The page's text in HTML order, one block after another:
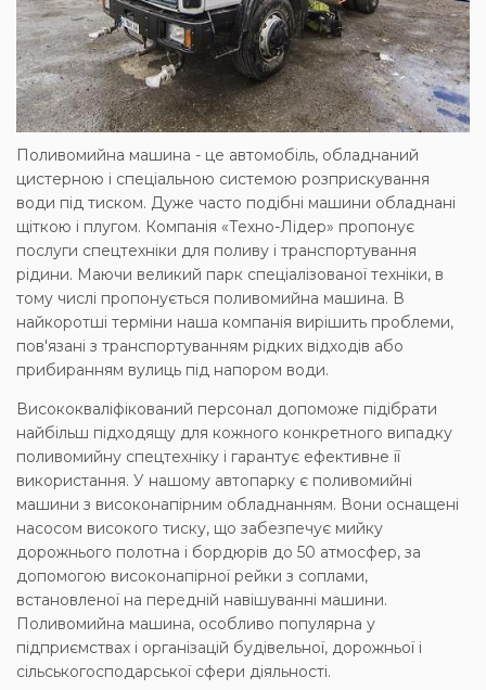
Поливомийна машина - це автомобіль, обладнаний
цистерною і спеціальною системою розприскування
води під тиском. Дуже часто подібні машини обладнані
щіткою і плугом. Компанія «Техно-Лідер» пропонує
послуги спецтехніки для поливу і транспортування
рідини. Маючи великий парк спеціалізованої техніки, в
тому числі пропонується поливомийна машина. В
найкоротші терміни наша компанія вирішить проблеми,
пов'язані з транспортуванням рідких відходів або
прибиранням вулиць під напором води.
Висококваліфікований персонал допоможе підібрати
найбільш підходящу для кожного конкретного випадку
поливомийну спецтехніку і гарантує ефективне її
використання. У нашому автопарку є поливомийні
машини з високонапірним обладнанням. Вони оснащені
насосом високого тиску, що забезпечує мийку
дорожнього полотна і бордюрів до 50 атмосфер, за
допомогою високонапірної рейки з соплами,
встановленої на передній навішуванні машини.
Поливомийна машина, особливо популярна у
підприємствах і організацій будівельної, дорожньої і
сільськогосподарської сфери діяльності.